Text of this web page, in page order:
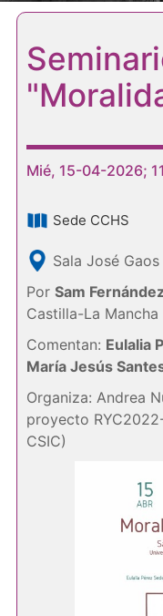
Mié, 15-04-2026;
Sede CCHS
Sala José
Por Sam
Castilla-La Mancha
Comentan: Eulalia
María Jesús
Organiza: Andrea
proyecto
CSIC)